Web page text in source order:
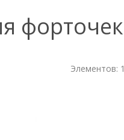
форточек
Элементов: 1